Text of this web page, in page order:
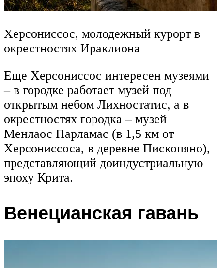
Херсониссос, молодежный курорт в
окрестностях Ираклиона
Еще Херсониссос интересен музеями
– в городке работает музей под
открытым небом Лихностатис, а в
окрестностях городка – музей
Менлаос Парламас (в 1,5 км от
Херсониссоса, в деревне Пископяно),
представляющий доиндустриальную
эпоху Крита.
Венецианская гавань